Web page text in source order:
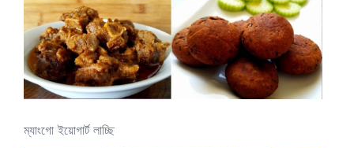
ম্যাংগো ইয়োগার্ট লাচ্ছি